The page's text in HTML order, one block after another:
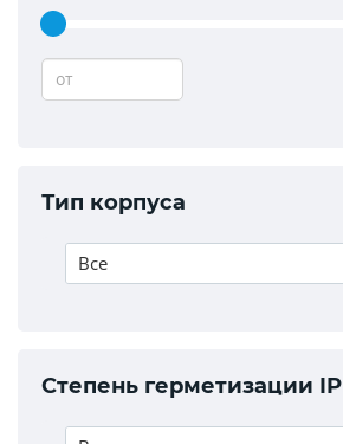
от
Тип корпуса
Все
Степень герметизации IP